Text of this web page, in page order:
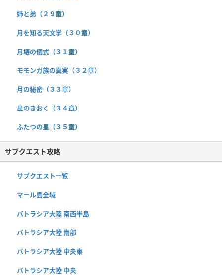
姉と弟（２９章）
月を知る天文学（３０章）
月壊の儀式（３１章）
モモンガ族の真実（３２章）
月の秘密（３３章）
星のきおく（３４章）
ふたつの星（３５章）
サブクエスト攻略
サブクエスト一覧
マール島全域
バトラシア大陸 南西半島
バトラシア大陸 南部
バトラシア大陸 中央東
バトラシア大陸 中央